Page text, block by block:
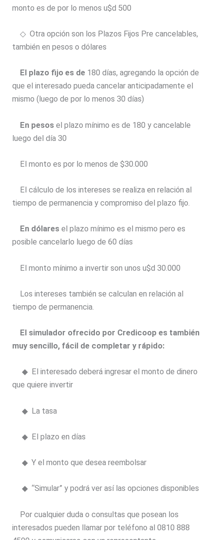
monto es de por lo menos u$d 500
◇ Otra opción son los Plazos Fijos Pre cancelables,
también en pesos o dólares
El plazo fijo es de 180 días, agregando la opción de
que el interesado pueda cancelar anticipadamente el
mismo (luego de por lo menos 30 días)
En pesos el plazo mínimo es de 180 y cancelable
luego del día 30
El monto es por lo menos de $30.000
El cálculo de los intereses se realiza en relación al
tiempo de permanencia y compromiso del plazo fijo.
En dólaresel plazo mínimo es el mismo pero es
posible cancelarlo luego de 60 días
El monto mínimo a invertir son unos u$d 30.000
Los intereses también se calculan en relación al
tiempo de permanencia.
El simulador ofrecido por Credicoop es también
muy sencillo, fácil de completar y rápido:
◆ El interesado deberá ingresar el monto de dinero
que quiere invertir
◆ La tasa
◆ El plazo en días
◆ Y el monto que desea reembolsar
◆ “Simular” y podrá ver así las opciones disponibles
Por cualquier duda o consultas que posean los
interesados pueden llamar por teléfono al 0810 888